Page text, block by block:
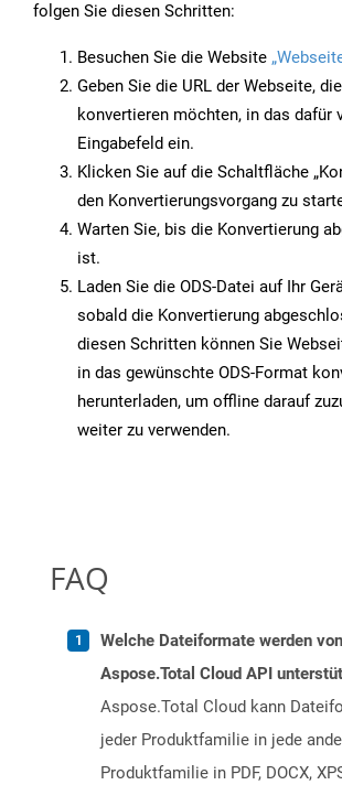
folgen Sie diesen Schritten:
Besuchen Sie die Website
Geben Sie die URL der Webseite,
konvertieren möchten, in das dafür
Eingabefeld ein.
Klicken Sie auf die Schaltfläche
den Konvertierungsvorgang zu
Warten Sie, bis die Konvertierung
ist.
Laden Sie die ODS-Datei auf Ihr
sobald die Konvertierung
diesen Schritten können Sie
in das gewünschte ODS-Format
herunterladen, um offline darauf
weiter zu verwenden.
FAQ
Welche Dateiformate werden
Aspose.Total Cloud API
Aspose.Total Cloud kann
jeder Produktfamilie in jede
Produktfamilie in PDF, DOCX,